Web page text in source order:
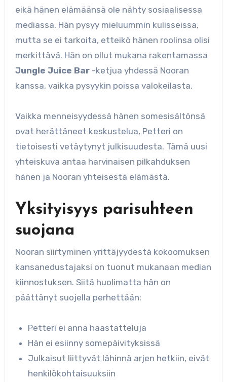
eikä hänen elämäänsä ole nähty sosiaalisessa
mediassa. Hän pysyy mieluummin kulisseissa,
mutta se ei tarkoita, etteikö hänen roolinsa olisi
merkittävä. Hän on ollut mukana rakentamassa
Jungle Juice Bar-ketjua yhdessä Nooran
kanssa, vaikka pysyykin poissa valokeilasta.
Vaikka menneisyydessä hänen somesisältönsä
ovat herättäneet keskustelua, Petteri on
tietoisesti vetäytynyt julkisuudesta. Tämä uusi
yhteiskuva antaa harvinaisen pilkahduksen
hänen ja Nooran yhteisestä elämästä.
Yksityisyys parisuhteen
suojana
Nooran siirtyminen yrittäjyydestä kokoomuksen
kansanedustajaksi on tuonut mukanaan median
kiinnostuksen. Siitä huolimatta hän on
päättänyt suojella perhettään:
Petteri ei anna haastatteluja
Hän ei esiinny somepäivityksissä
Julkaisut liittyvät lähinnä arjen hetkiin, eivät
henkilökohtaisuuksiin